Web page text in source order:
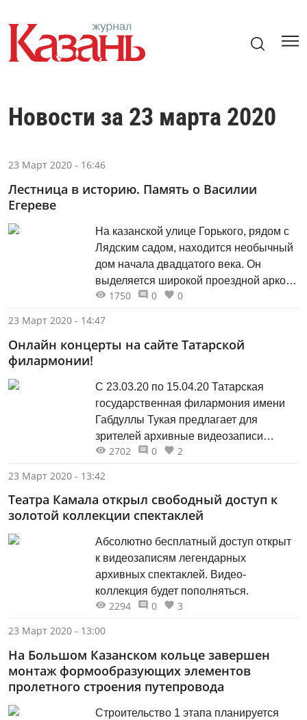
Новости за 23 марта 2020
23 Март 2020 - 16:46
Лестница в историю. Память о Василии
Егереве
На казанской улице Горького, рядом с
Лядским садом, находится необычный
дом начала двадцатого века. Он
выделяется широкой проездной аркой,
ведущей в замкнутый двор. Подобные
1750 0
0
23 Март 2020 - 14:47
Онлайн концерты на сайте Татарской
филармонии!
С 23.03.20 по 15.04.20 Татарская
государственная филармония имени
Габдуллы Тукая предлагает для
зрителей архивные видеозаписи
филармонических концертов и прямую
2702 0
2
23 Март 2020 - 13:42
Театра Камала открыл свободный доступ к
золотой коллекции спектаклей
Абсолютно бесплатный доступ открыт
к видеозаписям легендарных
архивных спектаклей. Видео-
коллекция будет пополняться.
2294 0
3
23 Март 2020 - 13:00
На Большом Казанском кольце завершен
монтаж формообразующих элементов
пролетного строения путепровода
Строительство 1 этапа планируется